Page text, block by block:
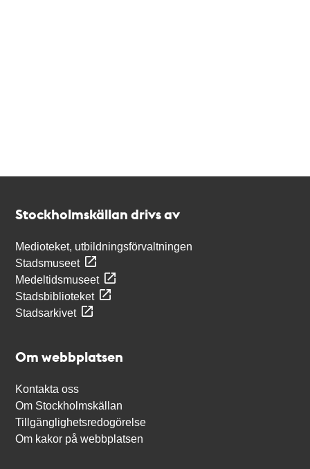
Stockholmskällan drivs av
Medioteket, utbildningsförvaltningen
Stadsmuseet
Medeltidsmuseet
Stadsbiblioteket
Stadsarkivet
Om webbplatsen
Kontakta oss
Om Stockholmskällan
Tillgänglighetsredogörelse
Om kakor på webbplatsen